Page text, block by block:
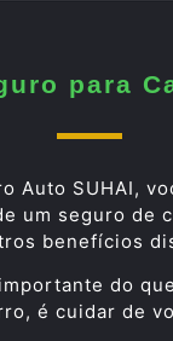
para
Auto SUHAI,
um seguro de
benefícios
do
é cuidar de